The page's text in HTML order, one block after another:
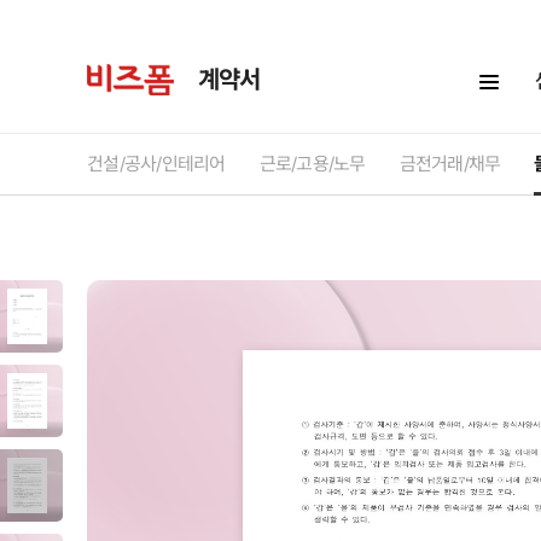
계약서
건설/공사/인테리어 근로/고용/노무 금전거래/채무